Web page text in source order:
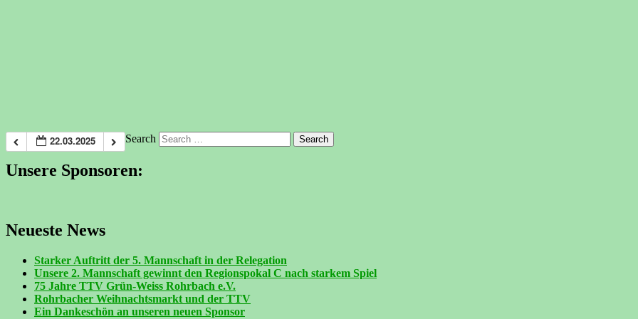
22.03.2025 Search
Unsere Sponsoren:
Neueste News
Starker Auftritt der 5. Mannschaft in der Relegation
Unsere 2. Mannschaft gewinnt den Regionspokal C nach starkem Spiel
75 Jahre TTV Grün-Weiss Rohrbach e.V.
Rohrbacher Weihnachtsmarkt und der TTV
Ein Dankeschön an unseren neuen Sponsor